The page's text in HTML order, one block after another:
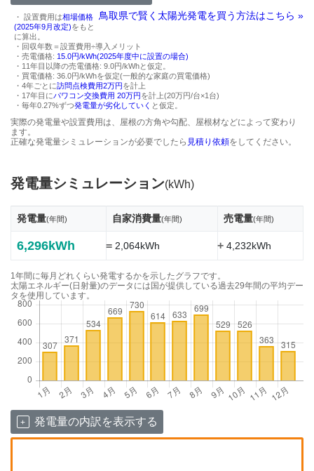
鳥取県で賢く太陽光発電を買う方法はこちら »
・ 設置費用は相場価格
(2025年9月改定)をもと
に算出。
・回収年数＝設置費用÷導入メリット
・売電価格: 15.0円/kWh(2025年度中に設置の場合)
・11年目以降の売電価格: 9.0円/kWhと仮定。
・買電価格: 36.0円/kWhを仮定(一般的な家庭の買電価格)
・4年ごとに訪問点検費用2万円を計上
・17年目にパワコン交換費用 20万円を計上(20万円/台×1台)
・毎年0.27%ずつ発電量が劣化していく と仮定。
実際の発電量や設置費用は、屋根の方角や勾配、屋根材などによって変わり
ます。
正確な発電量シミュレーションが必要でしたら 見積り依頼をしてください。
発電量シミュレーション(kWh)
発電量(年間) 自家消費量(年間) 売電量(年間)
6,296kWh =2,064kWh +4,232kWh
1年間に毎月どれくらい発電するかを示したグラフです。
太陽エネルギー(日射量)のデータには国が提供している過去29年間の平均デー
タを使用しています。
発電量の内訳を表示する